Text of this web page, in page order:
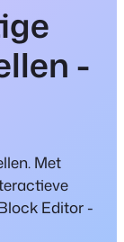
-
Met
Editor -